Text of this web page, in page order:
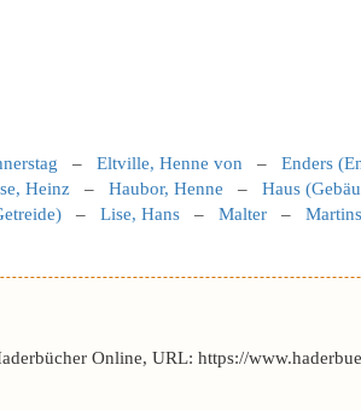
– Eltville, Henne von – Enders
Heinz – Haubor, Henne – Haus
– Lise, Hans – Malter –
Online, URL: https://